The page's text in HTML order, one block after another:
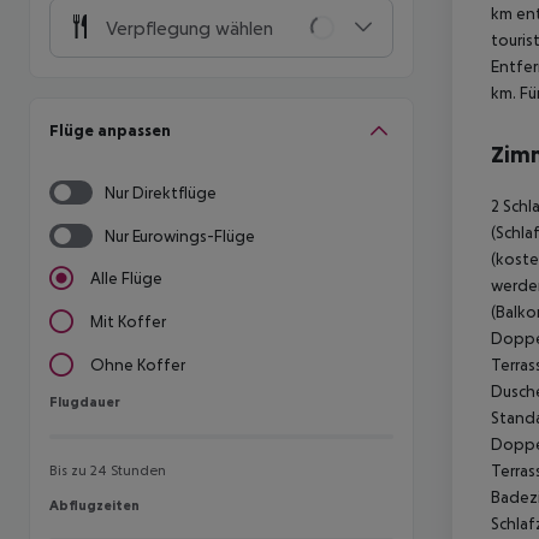
Verpflegung wählen
Flüge anpassen
Nur Direktflüge
Nur Eurowings-Flüge
Alle Flüge
Mit Koffer
Ohne Koffer
Flugdauer
Flugdauer
Bis zu 24 Stunden
Abflugzeiten
Abflugzeiten
km
km.
2